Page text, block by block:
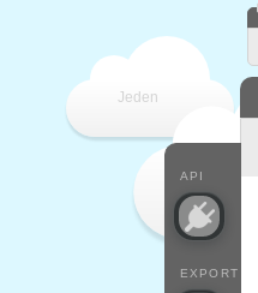
Jeden
API
EXPORT